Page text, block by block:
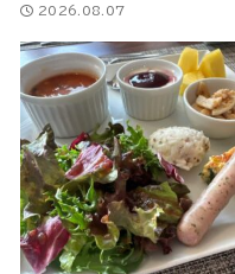
2026.08.07